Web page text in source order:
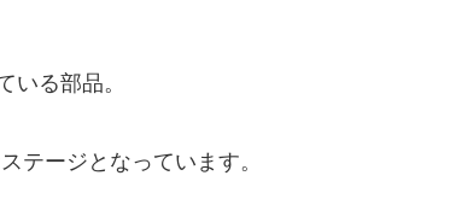
いる部品。
テージとなっています。